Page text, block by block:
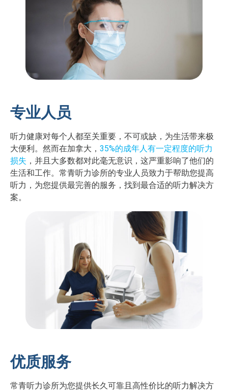
专业人员
听力健康对每个人都至关重要，不可或缺，为生活带来极
大便利。然而在加拿大， 35%的成年人有一定程度的听力
损失 ，并且大多数都对此毫无意识，这严重影响了他们的
生活和工作。常青听力诊所的专业人员致力于帮助您提高
听力，为您提供最完善的服务，找到最合适的听力解决方
案。
优质服务
常青听力诊所为您提供长久可靠且高性价比的听力解决方